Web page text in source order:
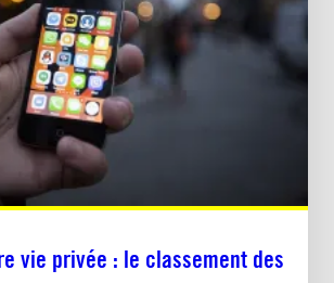
vie privée : le classement des